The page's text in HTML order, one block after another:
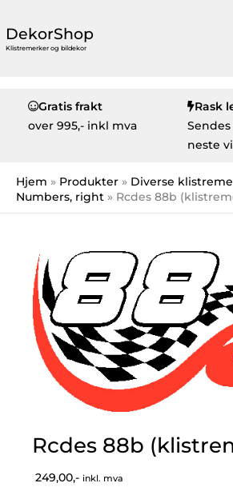
DekorShop
Klistremerker og bildekor
Gratis frakt
over 995,- inkl mva
Rask
neste
Hjem Produkter Diverse
Numbers, right
Rcdes 88b
Rcdes 88b
249,00,- inkl. mva